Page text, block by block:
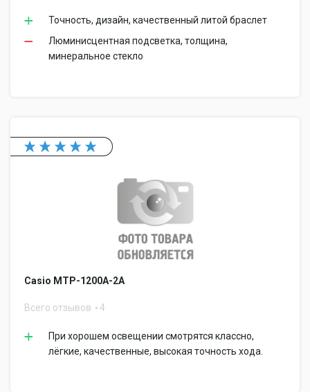
Точность, дизайн, качественный литой браслет
Люминисцентная подсветка, толщина,
минеральное стекло
Casio MTP-1200A-2A
Всего отзывов 4
При хорошем освещении смотрятся классно,
лёгкие, качественные, высокая точность хода.